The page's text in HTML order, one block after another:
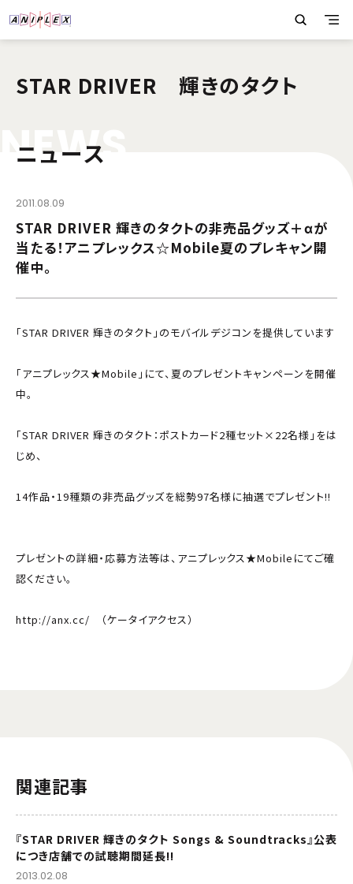
STAR DRIVER 輝きのタクト
NEWS
ニュース
2011.08.09
STAR DRIVER 輝きのタクトの非売品グッズ＋αが
当たる！アニプレックス☆Mobile夏のプレキャン開
催中。
「STAR DRIVER 輝きのタクト」のモバイルデジコンを提供しています
「アニプレックス★Mobile」にて、夏のプレゼントキャンペーンを開催
中。
「STAR DRIVER 輝きのタクト：ポストカード2種セット×22名様」をは
じめ、
14作品・19種類の非売品グッズを総勢97名様に抽選でプレゼント!!
プレゼントの詳細・応募方法等は、アニプレックス★Mobileにてご確
認ください。
http://anx.cc/ （ケータイアクセス）
関連記事
『STAR DRIVER 輝きのタクト Songs & Soundtracks』公表
につき店舗での試聴期間延長!!
2013.02.08